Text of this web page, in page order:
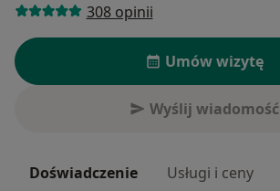
308 opinii
Umów wizytę
Wyślij wiadomość
Doświadczenie Usługi i ceny